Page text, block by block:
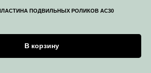
ПОДВИЛЬНЫХ РОЛИКОВ AC30
В корзину